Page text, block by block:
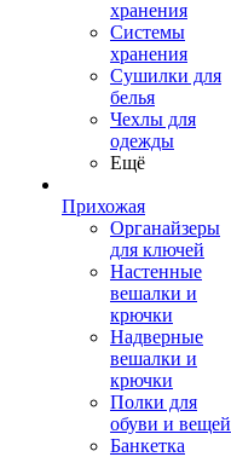
хранения
Системы
хранения
Сушилки для
белья
Чехлы для
одежды
Ещё
Прихожая
Органайзеры
для ключей
Настенные
вешалки и
крючки
Надверные
вешалки и
крючки
Полки для
обуви и вещей
Банкетка